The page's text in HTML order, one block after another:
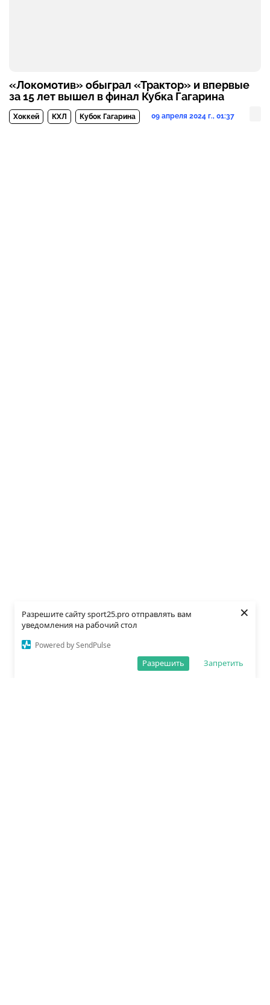
Разрешите сайту sport25.pro отправлять вам
уведомления на рабочий стол
Powered by SendPulse
Запретить
Разрешить
×
«Локомотив» обыграл «Трактор» и впервые
за 15 лет вышел в финал Кубка Гагарина
Хоккей КХЛ Кубок Гагарина 09 апреля 2024 г., 01:37